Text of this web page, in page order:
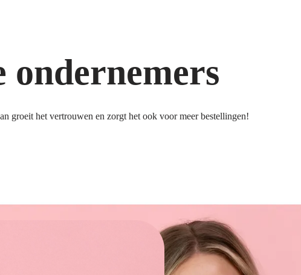
groeit het vertrouwen en zorgt het ook voor meer bestellingen!